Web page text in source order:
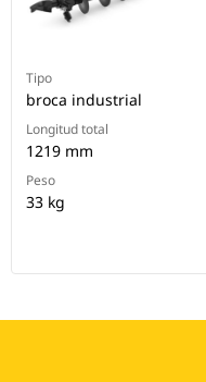
Tipo
broca industrial
Longitud total
1219 mm
Peso
33 kg